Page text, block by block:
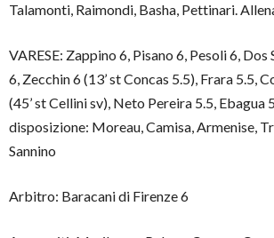
Talamonti, Raimondi, Basha, Pettinari.
VARESE: Zappino 6, Pisano 6, Pesoli 6, Dos
6, Zecchin 6 (13’ st Concas 5.5), Frara 5.5,
(45’ st Cellini sv), Neto Pereira 5.5, Ebagua
disposizione: Moreau, Camisa, Armenise,
Sannino
Arbitro: Baracani di Firenze 6